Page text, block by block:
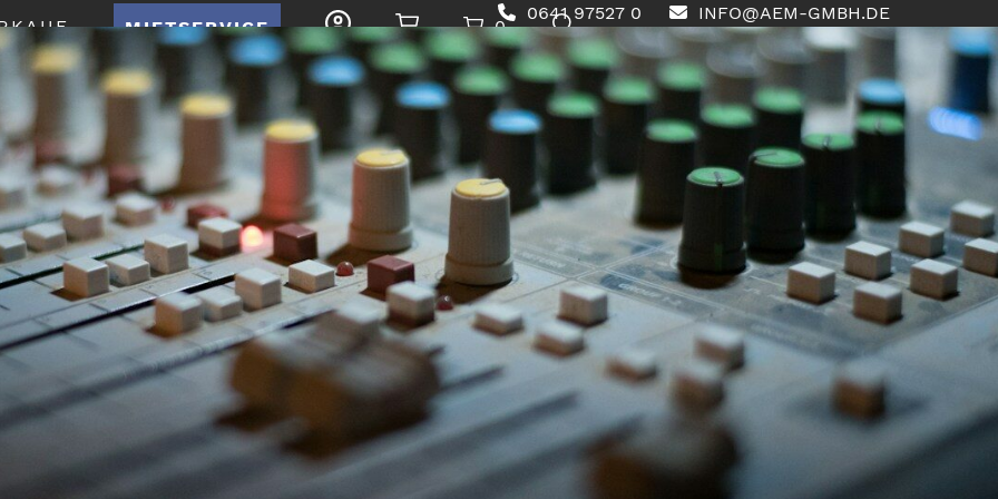
0641 97527 0 INFO@AEM-GMBH.DE
MIETSERVICE 0